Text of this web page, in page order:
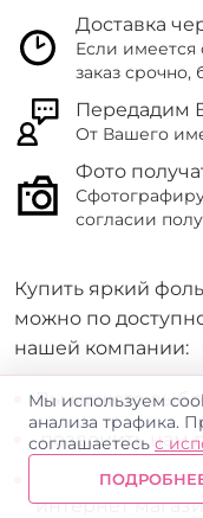
Доставка
Если
заказ срочно,
Передадим
От Вашего
Фото
согласии
Купить яркий
можно по
нашей компании:
Вы можете
позвонить нам
интернет
Мы используем
анализа трафика.
соглашаетесь с